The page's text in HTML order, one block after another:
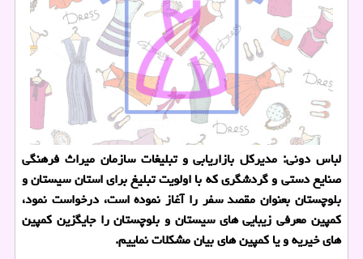
لباس دونی: مدیركل بازاریابی و تبلیغات سازمان میراث فرهنگی
صنایع دستی و گردشگری كه با اولویت تبلیغ برای استان سیستان و
بلوچستان بعنوان مقصد سفر را آغاز نموده است، درخواست نمود،
كمپین معرفی زیبایی های سیستان و بلوچستان را جایگزین كمپین
های خیریه و یا كمپین های بیان مشكلات نماییم.